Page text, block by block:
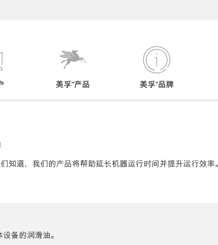
美孚™产品 美孚™品牌
知道，我们的产品将帮助延长机器运行时间并提升运行效率
备的润滑油。